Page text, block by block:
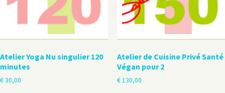
Atelier Yoga Nu singulier 120
minutes
€30,00
Atelier de Cuisine Privé Santé
Végan pour 2
€130,00